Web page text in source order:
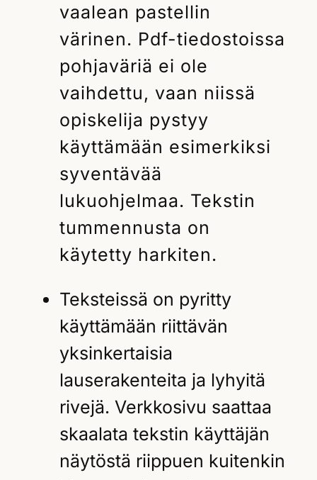
vaalean pastellin
värinen. Pdf-tiedostoissa
pohjaväriä ei ole
vaihdettu, vaan niissä
opiskelija pystyy
käyttämään esimerkiksi
syventävää
lukuohjelmaa. Tekstin
tummennusta on
käytetty harkiten.
Teksteissä on pyritty
käyttämään riittävän
yksinkertaisia
lauserakenteita ja lyhyitä
rivejä. Verkkosivu saattaa
skaalata tekstin käyttäjän
näytöstä riippuen kuitenkin